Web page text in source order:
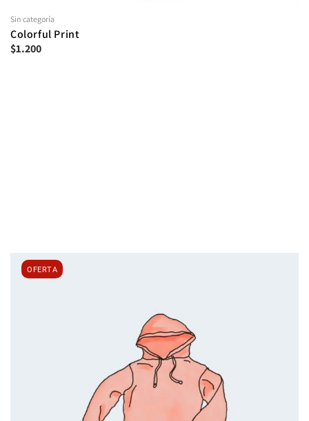
Sin categoría
Colorful Print
$1.200
OFERTA